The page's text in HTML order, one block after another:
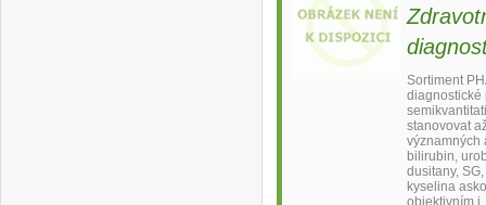
Sortiment
diagnostické
stanovovat
významných
bilirubin,
dusitany,
kyselina
objektivním i